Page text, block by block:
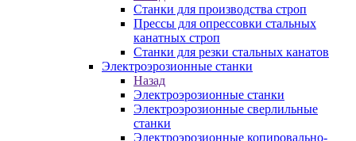
Станки для производства строп
Прессы для опрессовки стальных
канатных строп
Станки для резки стальных канатов
Электроэрозионные станки
Назад
Электроэрозионные станки
Электроэрозионные сверлильные
станки
Электроэрозионные копировально-